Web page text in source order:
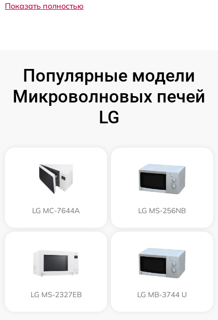
Показать полностью
Популярные модели
Микроволновых печей
LG
LG MC-7644A LG MS-256NB
LG MS-2327EB LG MB-3744 U